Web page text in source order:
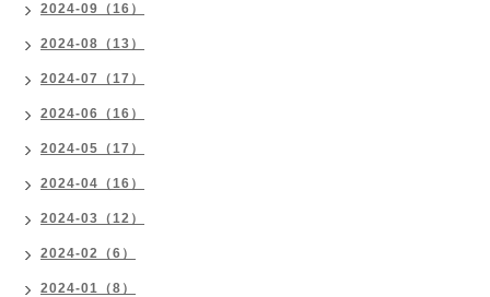
2024-09（16）
2024-08（13）
2024-07（17）
2024-06（16）
2024-05（17）
2024-04（16）
2024-03（12）
2024-02（6）
2024-01（8）